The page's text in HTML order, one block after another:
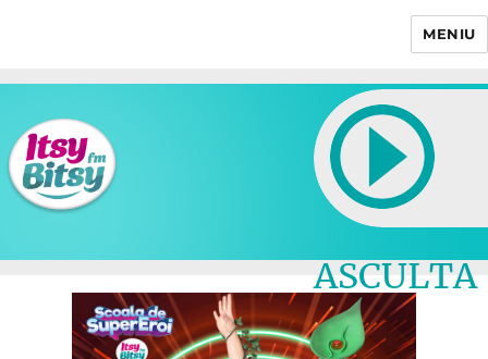
MENIU
ASCULTA
LIVE